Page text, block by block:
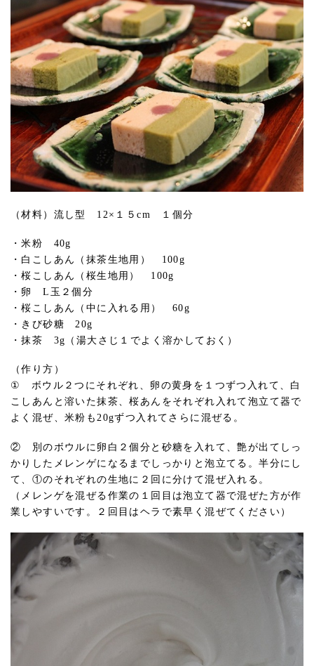
（材料）流し型 12×１５cm １個分
・米粉 40g
・白こしあん（抹茶生地用） 100g
・桜こしあん（桜生地用） 100g
・卵 L玉２個分
・桜こしあん（中に入れる用） 60g
・きび砂糖 20g
・抹茶 3g（湯大さじ１でよく溶かしておく）
（作り方）
① ボウル２つにそれぞれ、卵の黄身を１つずつ入れて、白
こしあんと溶いた抹茶、桜あんをそれぞれ入れて泡立て器で
よく混ぜ、米粉も20gずつ入れてさらに混ぜる。
② 別のボウルに卵白２個分と砂糖を入れて、艶が出てしっ
かりしたメレンゲになるまでしっかりと泡立てる。半分にし
て、①のそれぞれの生地に２回に分けて混ぜ入れる。
（メレンゲを混ぜる作業の１回目は泡立て器で混ぜた方が作
業しやすいです。２回目はヘラで素早く混ぜてください）